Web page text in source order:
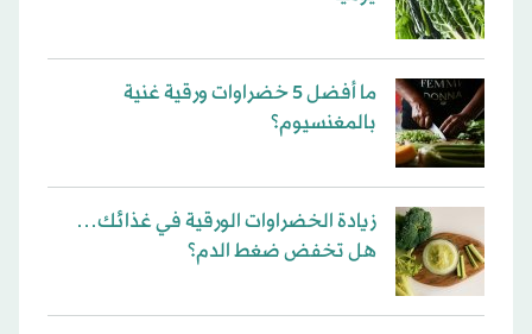
ما أفضل 5 خضراوات ورقية غنية
بالمغنسيوم؟
زيادة الخضراوات الورقية في غذائك…
هل تخفض ضغط الدم؟